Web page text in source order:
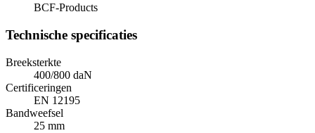
BCF-Products
Technische specificaties
Breeksterkte
400/800 daN
Certificeringen
EN 12195
Bandweefsel
25 mm